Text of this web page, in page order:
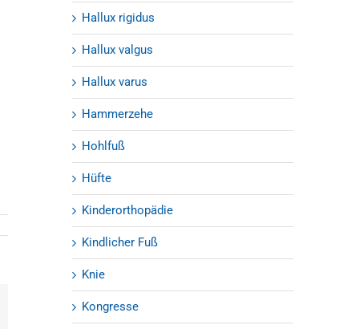
Hallux rigidus
Hallux valgus
Hallux varus
Hammerzehe
Hohlfuß
Hüfte
Kinderorthopädie
Kindlicher Fuß
Knie
Kongresse